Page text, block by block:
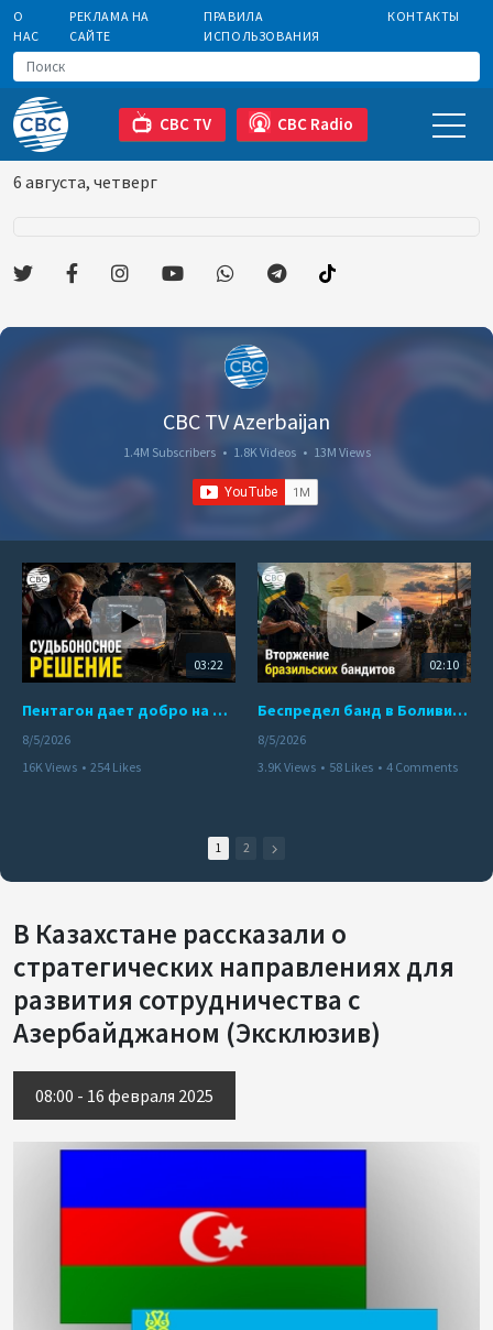
О
НАС
РЕКЛАМА НА
САЙТЕ
ПРАВИЛА
ИСПОЛЬЗОВАНИЯ
КОНТАКТЫ
CBC TV CBC Radio
6 августа, четверг
CBC TV Azerbaijan
1.4M Subscribers • 1.8K Videos • 13M Views
03:22
Пентагон дает добро на ядерный удар по противникам США
8/5/2026
16K Views • 254 Likes
02:10
Беспредел банд в Боливии. Расправы над наркоторговцами
8/5/2026
3.9K Views • 58 Likes • 4 Comments
1 2
В Казахстане рассказали о
стратегических направлениях для
развития сотрудничества с
Азербайджаном (Эксклюзив)
08:00 - 16 февраля 2025